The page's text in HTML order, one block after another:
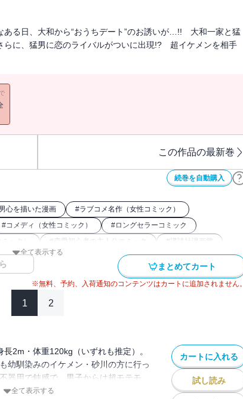
ある日、大和から“おうちデート”のお誘いが…!! 大和一家と猛
に、猛男に恋のライバルがついに出現!? 超イケメンを相手
この作品の最新巻
続巻を自動購入
男心を描いた漫画 #ラブコメ名作（女性コミック）
#コメディ（女性コミック） #ロングセラーコミック
ック） # 恋愛初心者の主人公コミック # 講談社漫画賞
全て表示する
まとめてカート
※無料、予約、入荷通知のコンテンツはカートに追加されません。
1 2
2m・体重120kg（いずれも推定）。
幼馴染みのイケメン・砂川の方に行っ
器用で鈍感で、男子からは超モテモ
中で、ひとりの女の子を痴漢から救っ
全て表示する
カートに入れる
試し読み